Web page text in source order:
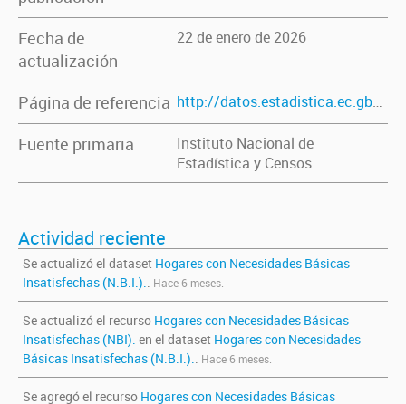
Fecha de
actualización
22 de enero de 2026
Página de referencia http://datos.estadistica.ec.gba.gov.ar/dataset/hogares-con-necesidades-basicas-insatisfechas-n-b-i-total-del-pais-y-provincia-de-buenos-aires
Fuente primaria
Instituto Nacional de
Estadística y Censos
Actividad reciente
Se actualizó el dataset Hogares con Necesidades Básicas
Insatisfechas (N.B.I.).. Hace 6 meses.
Se actualizó el recurso Hogares con Necesidades Básicas
Insatisfechas (NBI). en el dataset Hogares con Necesidades
Básicas Insatisfechas (N.B.I.).. Hace 6 meses.
Se agregó el recurso Hogares con Necesidades Básicas